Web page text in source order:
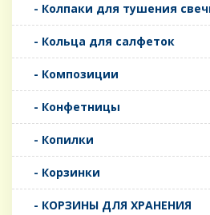
- Колпаки для тушения
- Кольца для салфеток
- Композиции
- Конфетницы
- Копилки
- Корзинки
- КОРЗИНЫ ДЛЯ ХРАНЕНИЯ